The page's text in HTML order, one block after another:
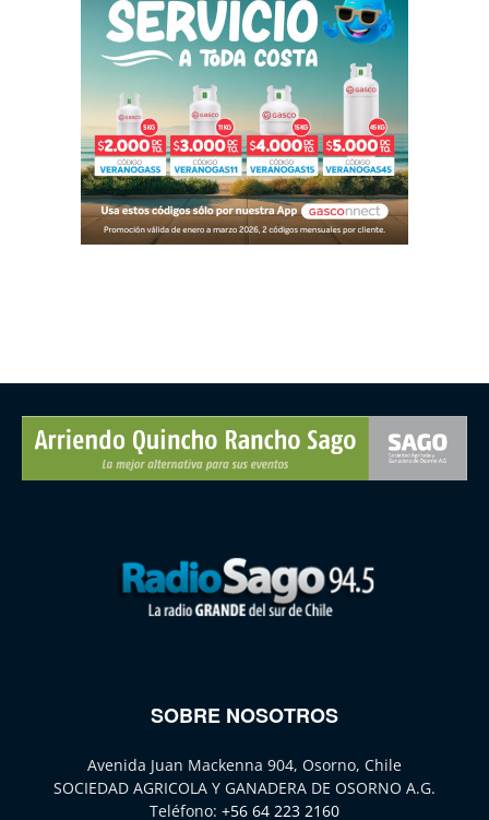
SOBRE NOSOTROS
Avenida Juan Mackenna 904, Osorno, Chile
SOCIEDAD AGRICOLA Y GANADERA DE OSORNO A.G.
Teléfono: +56 64 223 2160